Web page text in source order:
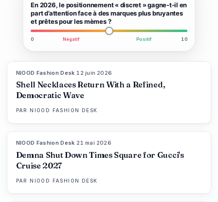
En 2026, le positionnement « discret » gagne-t-il en
part d’attention face à des marques plus bruyantes
et prêtes pour les mèmes ?
0 Négatif Positif 10
NIOOD Fashion Desk ·12 juin 2026
Shell Necklaces Return With a Refined,
Democratic Wave
PAR NIOOD FASHION DESK
NIOOD Fashion Desk 21 mai 2026
Demna Shut Down Times Square for Gucci's
Cruise 2027
PAR NIOOD FASHION DESK